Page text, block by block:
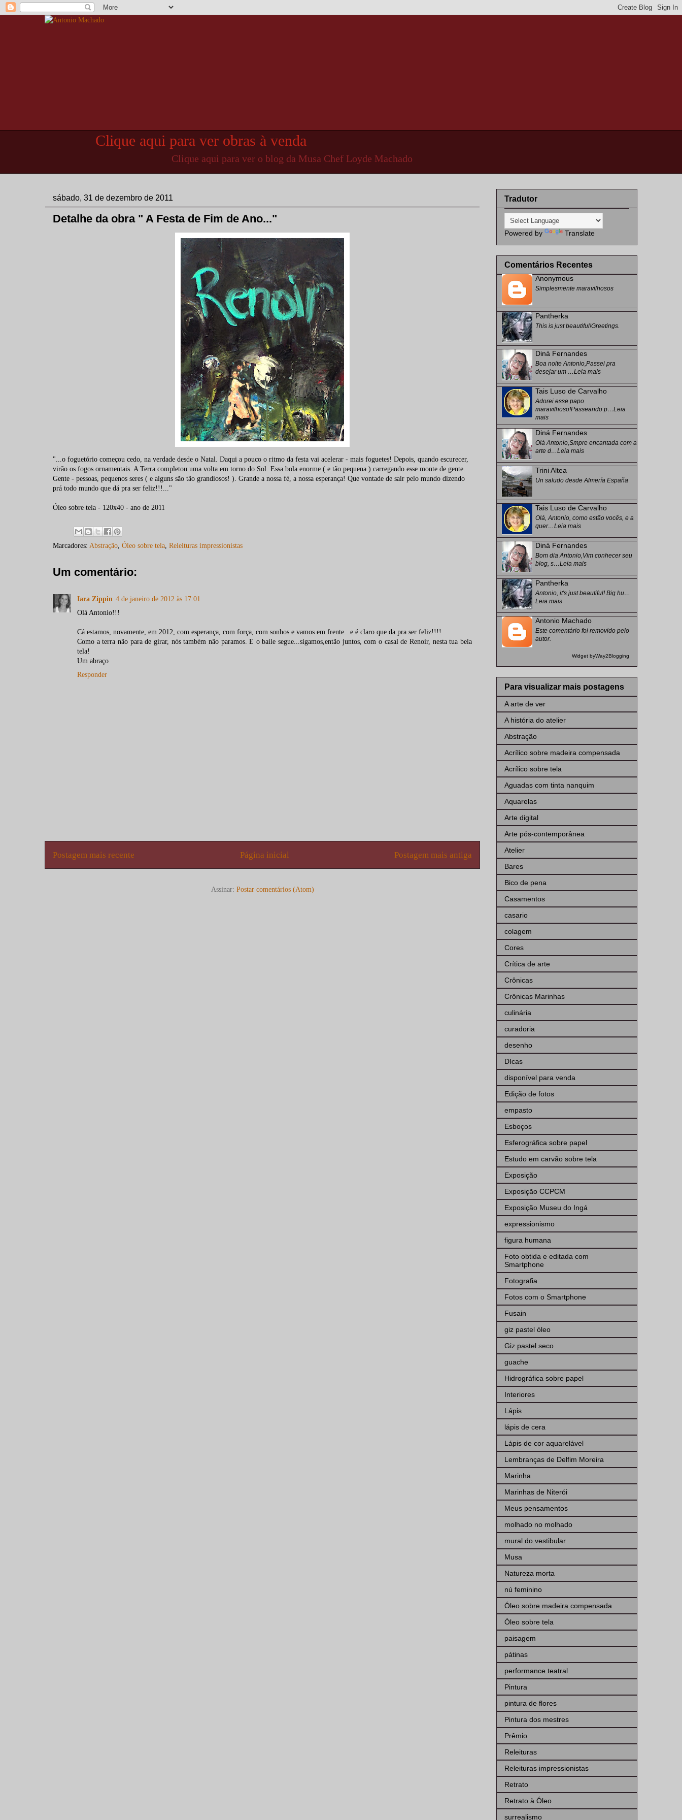
Clique aqui para ver obras à venda
Clique aqui para ver o blog da Musa Chef Loyde Machado
sábado, 31 de dezembro de 2011
Detalhe da obra " A Festa de Fim de Ano..."
"...o foguetório começou cedo, na verdade desde o Natal. Daqui a pouco o ritmo da festa vai acelerar - mais foguetes! Depois, quando escurecer,
virão os fogos ornamentais. A Terra completou uma volta em torno do Sol. Essa bola enorme ( e tão pequena ) carregando esse monte de gente.
Gente - pessoas, pequenos seres ( e alguns são tão grandiosos! ). Grande a nossa fé, a nossa esperança! Que vontade de sair pelo mundo dizendo
prá todo mundo que dá pra ser feliz!!!..."
Óleo sobre tela - 120x40 - ano de 2011
Marcadores: Abstração, Óleo sobre tela, Releituras impressionistas
Um comentário:
Iara Zippin 4 de janeiro de 2012 às 17:01
Olá Antonio!!!
Cá estamos, novamente, em 2012, com esperança, com força, com sonhos e vamos em frente...e é claro que da pra ser feliz!!!!
Como a terra não para de girar, nós também não paramos. E o baile segue...sigamos,então juntos, com o casal de Renoir, nesta tua bela
tela!
Um abraço
Responder
Postagem mais recente Postagem mais antiga
Página inicial
Assinar: Postar comentários (Atom)
Tradutor
Powered by Translate
Comentários Recentes
Anonymous
Simplesmente maravilhosos
Pantherka
This is just beautiful!Greetings.
Diná Fernandes
Boa noite Antonio,Passei pra
desejar um …Leia mais
Tais Luso de Carvalho
Adorei esse papo
maravilhoso!Passeando p…Leia
mais
Diná Fernandes
Olá Antonio,Smpre encantada com a
arte d…Leia mais
Trini Altea
Un saludo desde Almería España
Tais Luso de Carvalho
Olá, Antonio, como estão vocês, e a
quer…Leia mais
Diná Fernandes
Bom dia Antonio,Vim conhecer seu
blog, s…Leia mais
Pantherka
Antonio, it's just beautiful! Big hu…
Leia mais
Antonio Machado
Este comentário foi removido pelo
autor.
Widget byWay2Blogging
Para visualizar mais postagens
A arte de ver
A história do atelier
Abstração
Acrílico sobre madeira compensada
Acrílico sobre tela
Aguadas com tinta nanquim
Aquarelas
Arte digital
Arte pós-contemporânea
Atelier
Bares
Bico de pena
Casamentos
casario
colagem
Cores
Crítica de arte
Crônicas
Crônicas Marinhas
culinária
curadoria
desenho
DIcas
disponível para venda
Edição de fotos
empasto
Esboços
Esferográfica sobre papel
Estudo em carvão sobre tela
Exposição
Exposição CCPCM
Exposição Museu do Ingá
expressionismo
figura humana
Foto obtida e editada com
Smartphone
Fotografia
Fotos com o Smartphone
Fusain
giz pastel óleo
Giz pastel seco
guache
Hidrográfica sobre papel
Interiores
Lápis
lápis de cera
Lápis de cor aquarelável
Lembranças de Delfim Moreira
Marinha
Marinhas de Niterói
Meus pensamentos
molhado no molhado
mural do vestibular
Musa
Natureza morta
nú feminino
Óleo sobre madeira compensada
Óleo sobre tela
paisagem
pátinas
performance teatral
Pintura
pintura de flores
Pintura dos mestres
Prêmio
Releituras
Releituras impressionistas
Retrato
Retrato à Óleo
surrealismo